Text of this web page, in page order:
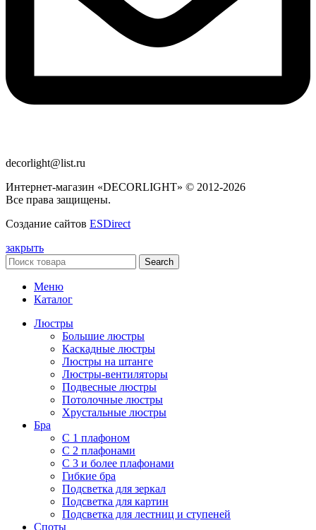
decorlight@list.ru
Интернет-магазин «DECORLIGHT» © 2012-2026
Все права защищены.
Создание сайтов ESDirect
закрыть
Search
Меню
Каталог
Люстры
Большие люстры
Каскадные люстры
Люстры на штанге
Люстры-вентиляторы
Подвесные люстры
Потолочные люстры
Хрустальные люстры
Бра
С 1 плафоном
С 2 плафонами
С 3 и более плафонами
Гибкие бра
Подсветка для зеркал
Подсветка для картин
Подсветка для лестниц и ступеней
Споты